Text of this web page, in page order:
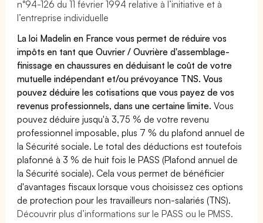
n°94-126 du 11 février 1994 relative à l’initiative et à
l’entreprise individuelle
La loi Madelin en France vous permet de réduire vos
impôts en tant que Ouvrier / Ouvrière d'assemblage-
finissage en chaussures en déduisant le coût de votre
mutuelle indépendant et/ou prévoyance TNS. Vous
pouvez déduire les cotisations que vous payez de vos
revenus professionnels, dans une certaine limite.Vous
pouvez déduire jusqu'à 3,75 % de votre revenu
professionnel imposable, plus 7 % du plafond annuel de
la Sécurité sociale. Le total des déductions est toutefois
plafonné à 3 % de huit fois le PASS (Plafond annuel de
la Sécurité sociale). Cela vous permet de bénéficier
d'avantages fiscaux lorsque vous choisissez ces options
de protection pour les travailleurs non-salariés (TNS).
Découvrir plus d’informations sur le PASS ou le PMSS.